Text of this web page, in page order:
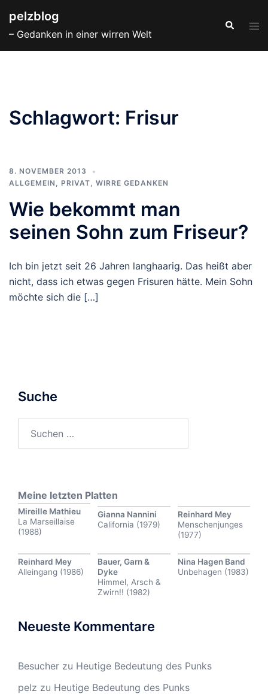
Inhalt
springen
pelzblog
– Gedanken in einer wirren Welt
Suche
Schlagwort: Frisur
8. NOVEMBER 2013
ALLGEMEIN , PRIVAT, WIRRE GEDANKEN
Wie bekommt man
seinen Sohn zum Friseur?
Ich bin jetzt seit 26 Jahren langhaarig. Das heißt aber
nicht, dass ich etwas gegen Frisuren hätte. Mein Sohn
möchte sich die […]
Suche
Meine letzten Platten
Mireille Mathieu
La Marseillaise
(1988)
Gianna Nannini
California (1979)
Reinhard Mey
Menschenjunges
(1977)
Reinhard Mey
Alleingang (1986)
Bauer, Garn &
Dyke
Himmel, Arsch &
Zwirn!! (1982)
Nina Hagen Band
Unbehagen (1983)
Neueste Kommentare
Besucher zu Heutige Bedeutung des Punks
pelz zu Heutige Bedeutung des Punks